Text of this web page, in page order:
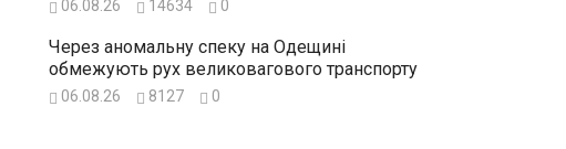
06.08.26 14634 0
Через аномальну спеку на Одещині
обмежують рух великовагового транспорту
06.08.26 8127 0